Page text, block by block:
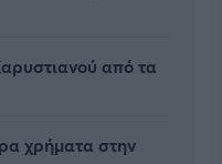
από τα
χρήματα στην